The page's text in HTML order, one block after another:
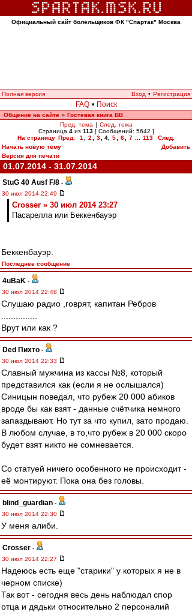
Официальный сайт болельщиков ФК "Спартак" Москва
Полная версия Вход • Регистрация
FAQ • Поиск
Общение на сайте » Гостевая книга ВВ
Пред. тема | След. тема
Страница 4из 113[ Сообщений: 5642 ]
На страницу Пред. 1 2 3 4 5 6 7 113
След.
Начать новую тему
Добавить
Версия для печати
01.07.2014 - 31.07.2014
StuG 40 Ausf F/8 -
30 июл 2014 22:49
Crosser » 30 июл 2014 23:27
Пасарелла или Беккенбауэр
Беккенбауэр.
Последнее сообщение
4uBaK -
30 июл 2014 22:48
Cлушаю радио ,говрят, капитан Ребров
Врут или как ?
Ded Пихто -
30 июл 2014 22:33
Славный мужчина из кассы №8, который
представился как (если я не ослышался)
Синицын поведал, что рубеж 20 000 абиков
вроде бы как взят - данные счётчика немного
запаздывают. Но тут за что купил, зато продаю.
В любом случае, в то,что рубеж в 20 000 скоро
будет взят никто не сомневается.
Со статуей ничего особенного не происходит -
её монтируют. Пока она без головы.
blind_guardian -
30 июл 2014 22:30
У меня алиби.
Crosser -
30 июл 2014 22:27
Надеюсь есть еще "старики" у которых я не в
черном списке)
Так вот - сегодня весь день наблюдал спор
отца и дядьки относительно 2 персоналий